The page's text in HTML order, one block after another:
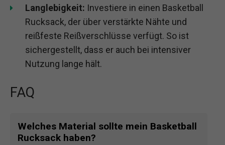
Langlebigkeit: Investiere in einen Basketball
Rucksack, der über verstärkte Nähte und
reißfeste Reißverschlüsse verfügt. So ist
sichergestellt, dass er auch bei intensiver
Nutzung lange hält.
FAQ
Welches Material sollte mein Basketball
Rucksack haben?